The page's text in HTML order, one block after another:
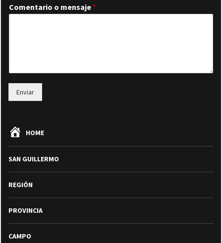
Comentario o mensaje *
Enviar
HOME
SAN GUILLERMO
REGIÓN
PROVINCIA
CAMPO